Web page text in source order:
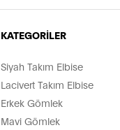
KATEGORİLER
Siyah Takım Elbise
Lacivert Takım Elbise
Erkek Gömlek
Mavi Gömlek